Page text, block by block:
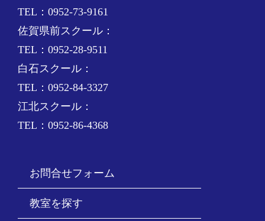
TEL：0952-73-9161
佐賀県前スクール：
TEL：0952-28-9511
白石スクール：
TEL：0952-84-3327
江北スクール：
TEL：0952-86-4368
お問合せフォーム
教室を探す